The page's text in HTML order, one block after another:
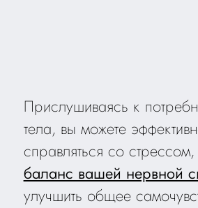
Прислушиваясь к
тела, вы можете
справляться со стрессом,
баланс вашей нервной
улучшить общее